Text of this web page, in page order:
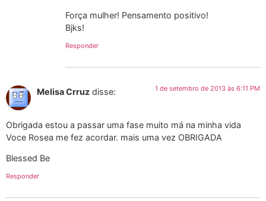
Força mulher! Pensamento positivo!
Bjks!
Responder
Melisa Crruz disse: 1 de setembro de 2013 às 6:11 PM
Obrigada estou a passar uma fase muito má na minha vida
Voce Rosea me fez acordar. mais uma vez OBRIGADA
Blessed Be
Responder